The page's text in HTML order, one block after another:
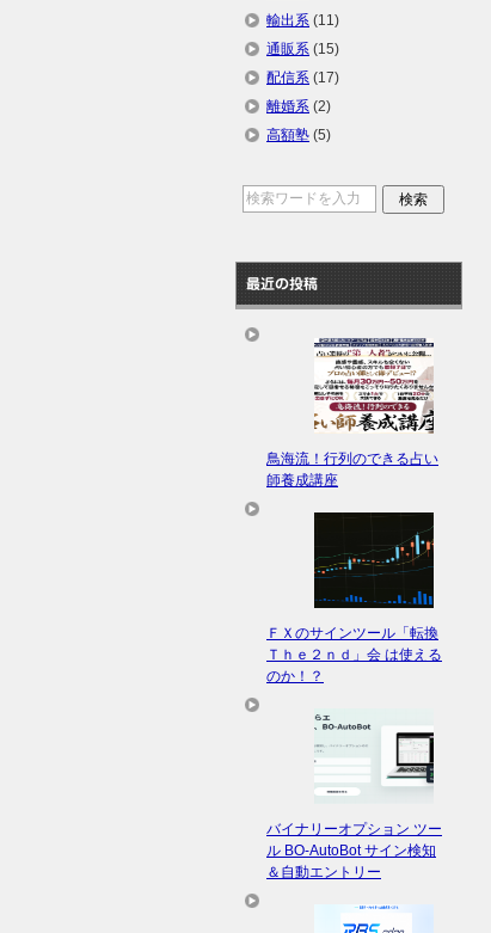
輸出系 (11)
通販系 (15)
配信系 (17)
離婚系 (2)
高額塾 (5)
最近の投稿
鳥海流！行列のできる占い
師養成講座
ＦＸのサインツール「転換
Ｔｈｅ２ｎｄ」会 は使える
のか！？
バイナリーオプション ツー
ル BO-AutoBot サイン検知
＆自動エントリー